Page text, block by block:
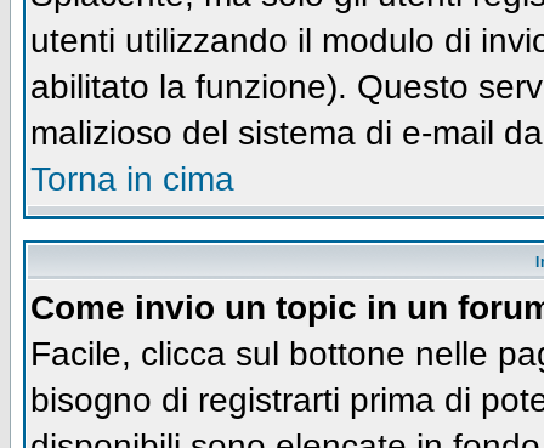
utenti utilizzando il modulo di
abilitato la funzione). Questo
malizioso del sistema di e-mail
Torna in cima
Come invio un topic in un
Facile, clicca sul bottone nelle
bisogno di registrarti prima di